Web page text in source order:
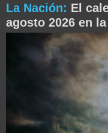
La Nación: El
agosto 2026 en